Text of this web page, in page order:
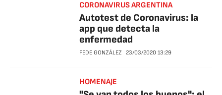
CORONAVIRUS ARGENTINA
Autotest de Coronavirus: la
app que detecta la
enfermedad
FEDE GONZÁLEZ 23/03/2020 13:29
HOMENAJE